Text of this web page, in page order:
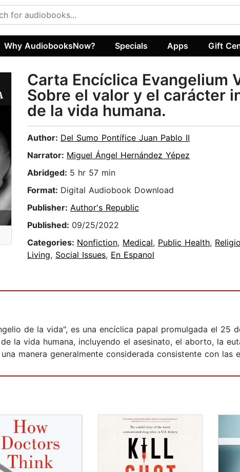
Why AudiobooksNow? Specials Apps Gift
Carta Encíclica Evangelium
Sobre el valor y el carácter
de la vida humana.
Author: Del Sumo Pontífice Juan Pablo II
Narrator: Miguel Ángel Hernández Yépez
Abridged: 5 hr 57 min
Format: Digital Audiobook Download
Publisher: Author's Republic
Published: 09/25/2022
Categories: Nonfiction, Medical, Public Health,
Living, Social Issues, En Espanol
de la vida", es una encíclica papal promulgada el 25
la vida humana, incluyendo el asesinato, el aborto, la
manera generalmente considerada consistente con las